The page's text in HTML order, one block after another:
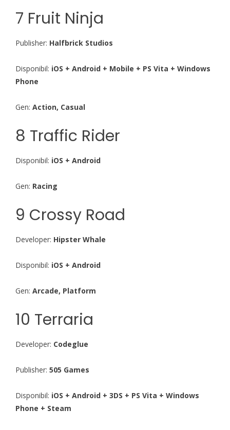
7 Fruit Ninja
Publisher: Halfbrick Studios
Disponibil: iOS + Android + Mobile + PS Vita + Windows
Phone
Gen: Action, Casual
8 Traffic Rider
Disponibil: iOS + Android
Gen: Racing
9 Crossy Road
Developer: Hipster Whale
Disponibil: iOS + Android
Gen: Arcade, Platform
10 Terraria
Developer: Codeglue
Publisher: 505 Games
Disponibil: iOS + Android + 3DS + PS Vita + Windows
Phone + Steam